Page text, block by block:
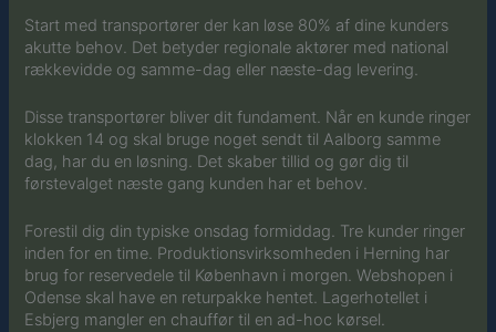
Start med transportører der kan løse 80% af dine kunders
akutte behov. Det betyder regionale aktører med national
rækkevidde og samme-dag eller næste-dag levering.
Disse transportører bliver dit fundament. Når en kunde ringer
klokken 14 og skal bruge noget sendt til Aalborg samme
dag, har du en løsning. Det skaber tillid og gør dig til
førstevalget næste gang kunden har et behov.
Forestil dig din typiske onsdag formiddag. Tre kunder ringer
inden for en time. Produktionsvirksomheden i Herning har
brug for reservedele til København i morgen. Webshopen i
Odense skal have en returpakke hentet. Lagerhotellet i
Esbjerg mangler en chauffør til en ad-hoc kørsel.